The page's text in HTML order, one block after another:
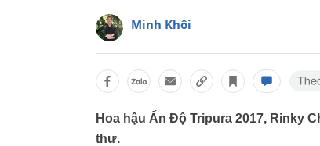
Minh Khôi
Hoa hậu Ấn Độ Tripura 2017, Rinky
thư.